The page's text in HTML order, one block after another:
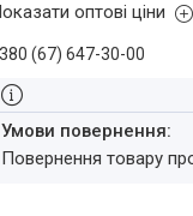
оптові ціни
(67) 647-30-00
повернення товару